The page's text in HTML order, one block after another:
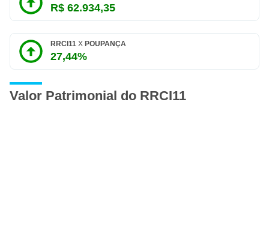
R$ 62.934,35
RRCI11 X POUPANÇA
27,44%
Valor Patrimonial do RRCI11